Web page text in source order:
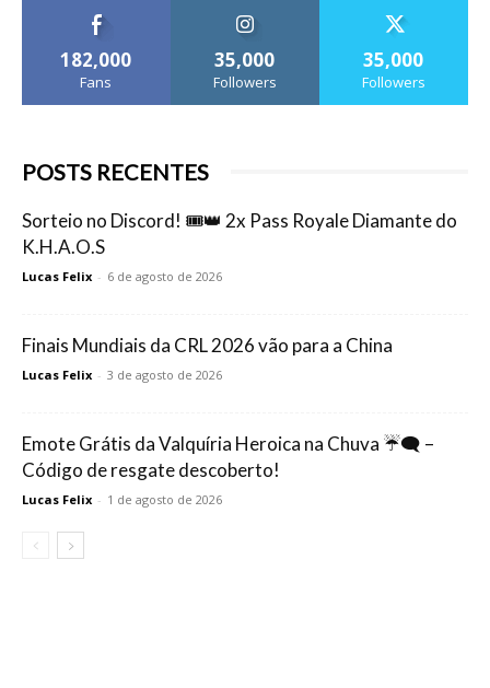
182,000
Fans
35,000
Followers
35,000
Followers
POSTS RECENTES
Sorteio no Discord! 🎟️👑 2x Pass Royale Diamante do
K.H.A.O.S
Lucas Felix - 6 de agosto de 2026
Finais Mundiais da CRL 2026 vão para a China
Lucas Felix - 3 de agosto de 2026
Emote Grátis da Valquíria Heroica na Chuva ☔🗨️ –
Código de resgate descoberto!
Lucas Felix - 1 de agosto de 2026